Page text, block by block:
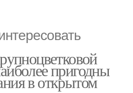
пригодны
в открытом